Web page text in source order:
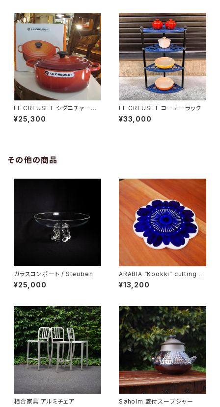
LE CREUSET シグニチャー
ココット・オーバル 25cm/チェリ
ーレッド
¥25,300
LE CREUSET コーナーラック
¥33,000
その他の商品
ガラスコンポート / Steuben
¥25,000
ARABIA “Kookki” cutting b
oard
¥13,200
相合家具 アルミチェア Søholm 蓋付スープジャー